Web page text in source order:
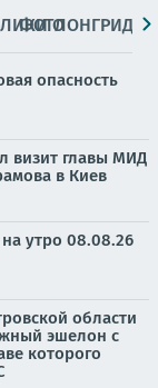
ФОТОЛОНГРИДЫ
опасность
визит главы МИД
в Киев
утро 08.08.26
области
эшелон с
которого